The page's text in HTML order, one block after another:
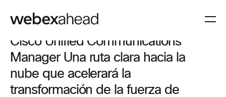
COLABORACIÓN
Cisco Unified Communications
Manager Una ruta clara hacia la
nube que acelerará la
transformación de la fuerza de